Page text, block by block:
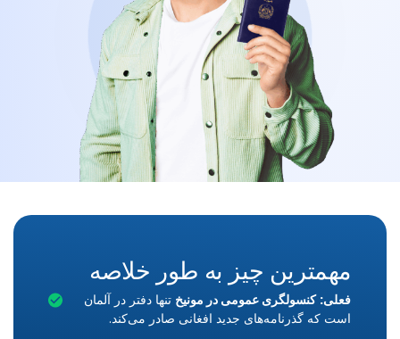
مهمترین چیز به طور خلاصه
فعلی: کنسولگری عمومی در مونیخ تنها دفتر در آلمان
است که گذرنامه‌های جدید افغانی صادر می‌کند.